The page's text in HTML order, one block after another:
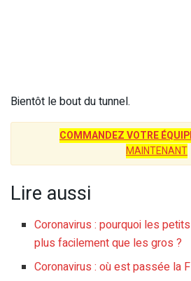
Bientôt le bout du tunnel.
COMMANDEZ VOTRE
MAINTENANT
Lire aussi
Coronavirus : pourquoi les
plus facilement que les gros ?
Coronavirus : où est passée la